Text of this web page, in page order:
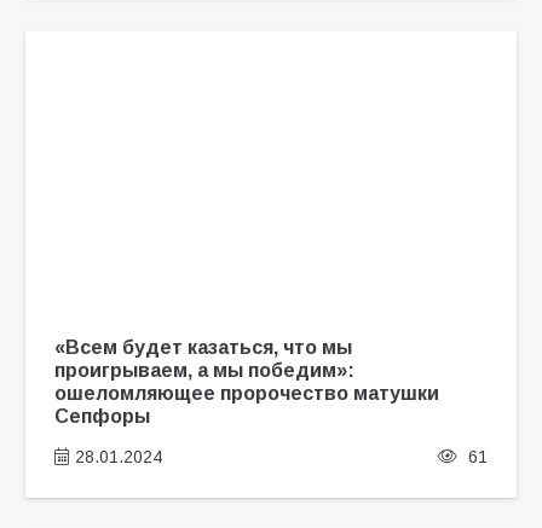
«Всем будет казаться, что мы
проигрываем, а мы победим»:
ошеломляющее пророчество матушки
Сепфоры
28.01.2024 61